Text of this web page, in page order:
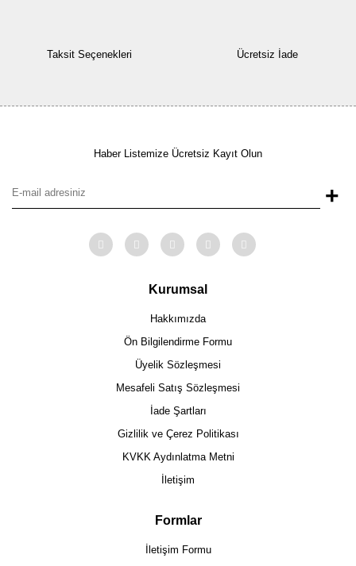
Taksit Seçenekleri Ücretsiz İade
Haber Listemize Ücretsiz Kayıt Olun
+
Kurumsal
Hakkımızda
Ön Bilgilendirme Formu
Üyelik Sözleşmesi
Mesafeli Satış Sözleşmesi
İade Şartları
Gizlilik ve Çerez Politikası
KVKK Aydınlatma Metni
İletişim
Formlar
İletişim Formu